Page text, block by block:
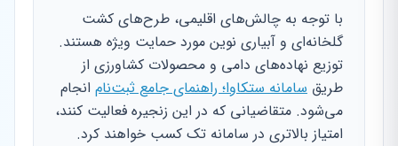
با توجه به چالش‌های اقلیمی، طرح‌های کشت
گلخانه‌ای و آبیاری نوین مورد حمایت ویژه هستند.
توزیع نهاده‌های دامی و محصولات کشاورزی از
طریق سامانه ستکاوا؛ راهنمای جامع ثبت‌نام انجام
می‌شود. متقاضیانی که در این زنجیره فعالیت کنند،
امتیاز بالاتری در سامانه تک کسب خواهند کرد.